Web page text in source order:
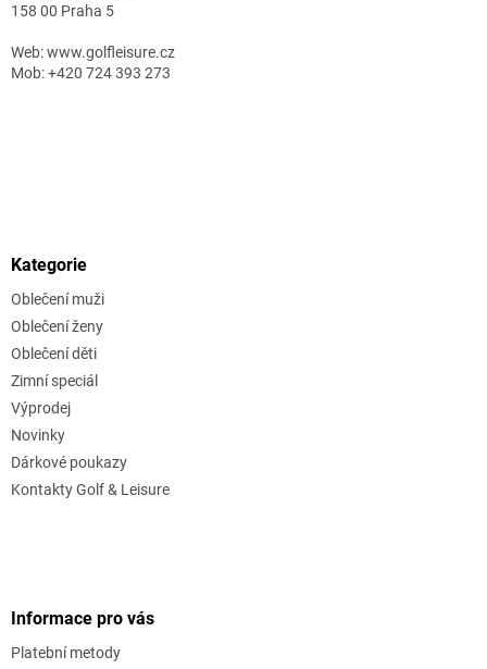
158 00 Praha 5
Web: www.golfleisure.cz
Mob: +420 724 393 273
Kategorie
Oblečení muži
Oblečení ženy
Oblečení děti
Zimní speciál
Výprodej
Novinky
Dárkové poukazy
Kontakty Golf & Leisure
Informace pro vás
Platební metody